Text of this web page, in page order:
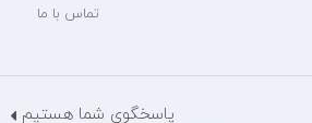
تماس با ما
پاسخگوی شما هستیم